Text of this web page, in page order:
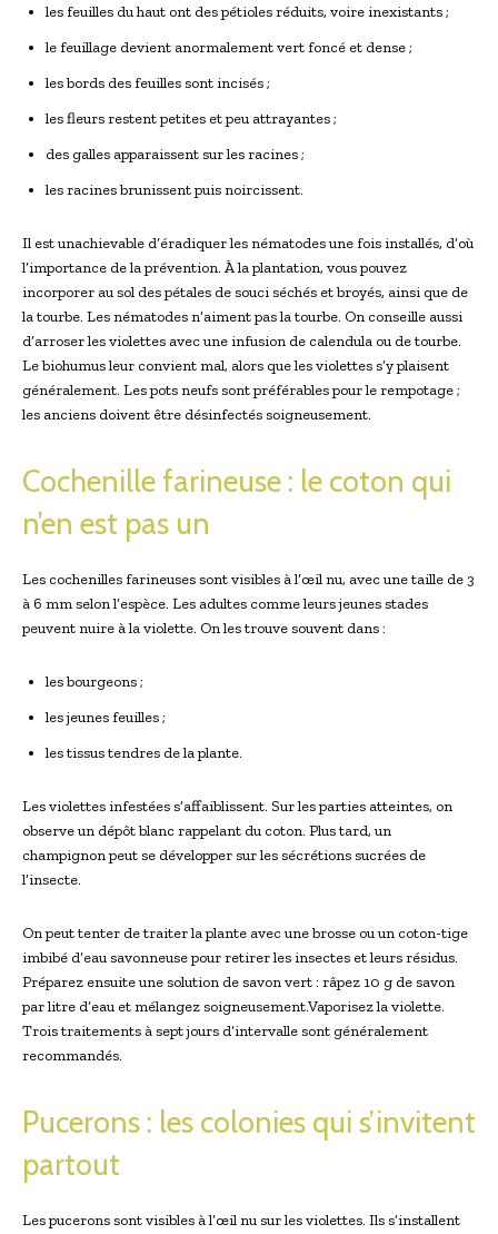
les feuilles du haut ont des pétioles réduits, voire inexistants ;
le feuillage devient anormalement vert foncé et dense ;
les bords des feuilles sont incisés ;
les fleurs restent petites et peu attrayantes ;
des galles apparaissent sur les racines ;
les racines brunissent puis noircissent.
Il est unachievable d’éradiquer les nématodes une fois installés, d’où
l’importance de la prévention. À la plantation, vous pouvez
incorporer au sol des pétales de souci séchés et broyés, ainsi que de
la tourbe. Les nématodes n’aiment pas la tourbe. On conseille aussi
d’arroser les violettes avec une infusion de calendula ou de tourbe.
Le biohumus leur convient mal, alors que les violettes s’y plaisent
généralement. Les pots neufs sont préférables pour le rempotage ;
les anciens doivent être désinfectés soigneusement.
Cochenille farineuse : le coton qui
n’en est pas un
Les cochenilles farineuses sont visibles à l’œil nu, avec une taille de 3
à 6 mm selon l’espèce. Les adultes comme leurs jeunes stades
peuvent nuire à la violette. On les trouve souvent dans :
les bourgeons ;
les jeunes feuilles ;
les tissus tendres de la plante.
Les violettes infestées s’affaiblissent. Sur les parties atteintes, on
observe un dépôt blanc rappelant du coton. Plus tard, un
champignon peut se développer sur les sécrétions sucrées de
l’insecte.
On peut tenter de traiter la plante avec une brosse ou un coton-tige
imbibé d’eau savonneuse pour retirer les insectes et leurs résidus.
Préparez ensuite une solution de savon vert : râpez 10 g de savon
par litre d’eau et mélangez soigneusement.Vaporisez la violette.
Trois traitements à sept jours d’intervalle sont généralement
recommandés.
Pucerons : les colonies qui s’invitent
partout
Les pucerons sont visibles à l’œil nu sur les violettes. Ils s’installent